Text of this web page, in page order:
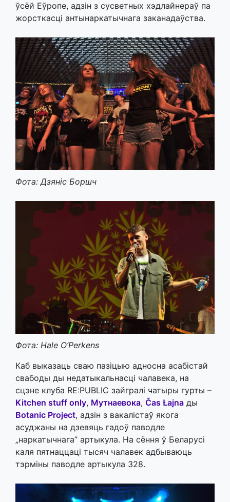
ўсёй Еўропе, адзін з сусветных хэдлайнераў па
жорсткасці антынаркатычнага заканадаўства.
Фота: Дзяніс Боршч
Фота: Hale O’Perkens
Каб выказаць сваю пазіцыю адносна асабістай
свабоды ды недатыкальнасці чалавека, на
сцэне клуба RE:PUBLIC зайгралі чатыры гурты –
Kitchen stuff only, Мутнаевока, Čas Łajna ды
Botanic Project, адзін з вакалістаў якога
асуджаны на дзевяць гадоў паводле
„наркатычнага” артыкула. На сёння ў Беларусі
каля пятнаццаці тысяч чалавек адбываюць
тэрміны паводле артыкула 328.